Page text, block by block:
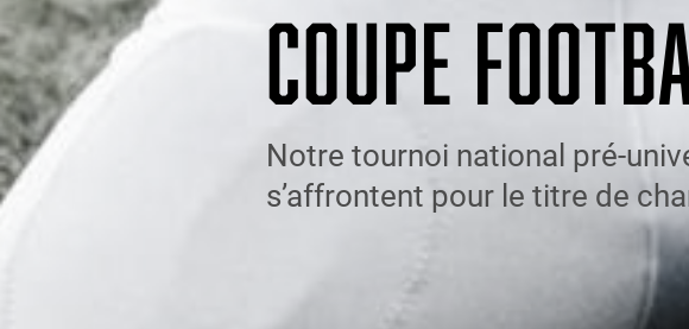
COUPE
Notre tournoi national pré-
s’affrontent pour le titre de